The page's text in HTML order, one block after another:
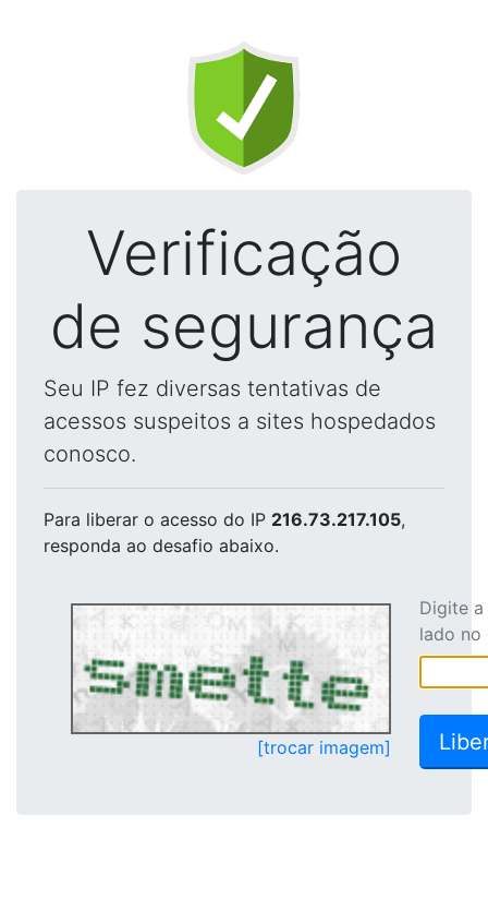
Verificação
de segurança
Seu IP fez diversas tentativas de
acessos suspeitos a sites hospedados
conosco.
Para liberar o acesso do IP 216.73.217.105,
responda ao desafio abaixo.
[trocar imagem]
Digite
lado no